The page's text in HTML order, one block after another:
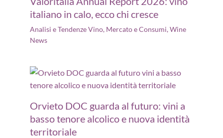
italiano in calo, ecco chi cresce
Analisi e Tendenze Vino, Mercato e Consumi,Wine
News
Orvieto DOC guarda al futuro: vini a
basso tenore alcolico e nuova identità
territoriale